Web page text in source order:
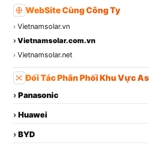
WebSite Cùng Công Ty
› Vietnamsolar.vn
› Vietnamsolar.com.vn
› Vietnamsolar.net
Đối Tác Phân Phối Khu Vực
› Panasonic
› Huawei
› BYD